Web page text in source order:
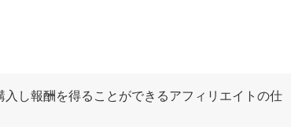
し報酬を得ることができるアフィリエイトの仕